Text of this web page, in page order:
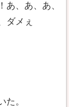
、あ、あ、
ダメぇ
た。